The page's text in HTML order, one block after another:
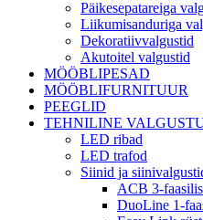
Päikesepatareiga
Liikumisanduriga
Dekoratiivvalgustid
Akutoitel valgustid
MÖÖBLIPESAD
MÖÖBLIFURNITUUR
PEEGLID
TEHNILINE
LED ribad
LED trafod
Siinid ja
ACB 3-
DuoLine 1-